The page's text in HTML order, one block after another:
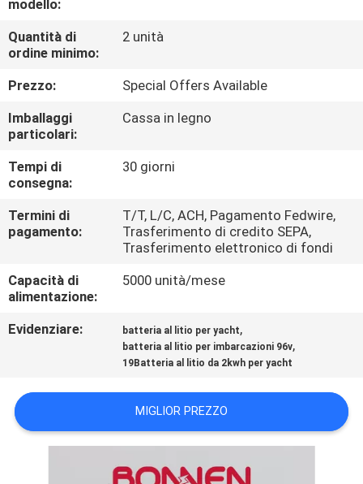
CONTROLLO
DI
CONTATTACI
NOTIZIE
MAPPA
SITO
POLITICA
PRIVACY
modello:
Quantità di
ordine minimo:
2 unità
Prezzo:
Special Offers Available
Imballaggi
particolari:
Cassa in legno
Tempi di
consegna:
30 giorni
Termini di
pagamento:
T/T, L/C, ACH, Pagamento Fedwire,
Trasferimento di credito SEPA,
Trasferimento elettronico di fondi
Capacità di
alimentazione:
5000 unità/mese
Evidenziare: batteria al litio per yacht,
batteria al litio per imbarcazioni 96v,
19Batteria al litio da 2kwh per yacht
MIGLIOR PREZZO